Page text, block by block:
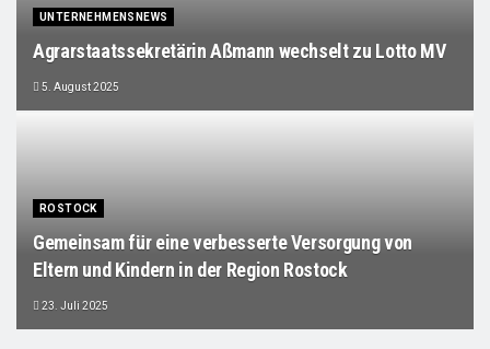
UNTERNEHMENSNEWS
Agrarstaatssekretärin Aßmann wechselt zu Lotto MV
5. August 2025
ROSTOCK
Gemeinsam für eine verbesserte Versorgung von
Eltern und Kindern in der Region Rostock
23. Juli 2025